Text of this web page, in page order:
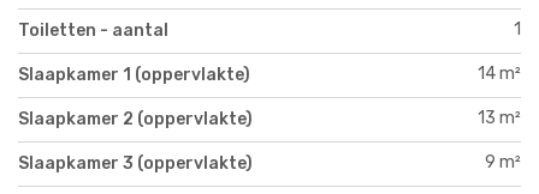
Toiletten - aantal 1
Slaapkamer 1 (oppervlakte) 14 m²
Slaapkamer 2 (oppervlakte) 13 m²
Slaapkamer 3 (oppervlakte) 9 m²